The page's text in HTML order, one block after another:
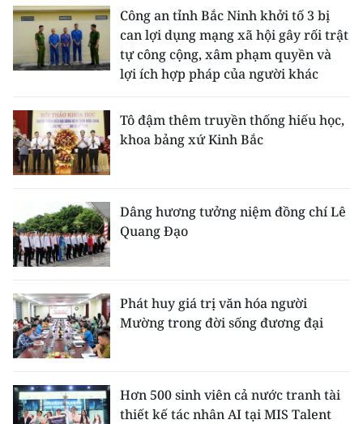
Công an tỉnh Bắc Ninh khởi tố 3 bị
can lợi dụng mạng xã hội gây rối trật
tự công cộng, xâm phạm quyền và
lợi ích hợp pháp của người khác
Tô đậm thêm truyền thống hiếu học,
khoa bảng xứ Kinh Bắc
Dâng hương tưởng niệm đồng chí Lê
Quang Đạo
Phát huy giá trị văn hóa người
Mường trong đời sống đương đại
Hơn 500 sinh viên cả nước tranh tài
thiết kế tác nhân AI tại MIS Talent